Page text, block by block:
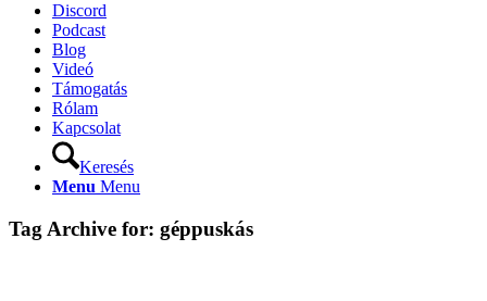
Discord
Podcast
Blog
Videó
Támogatás
Rólam
Kapcsolat
Keresés
Menu Menu
Tag Archive for: géppuskás